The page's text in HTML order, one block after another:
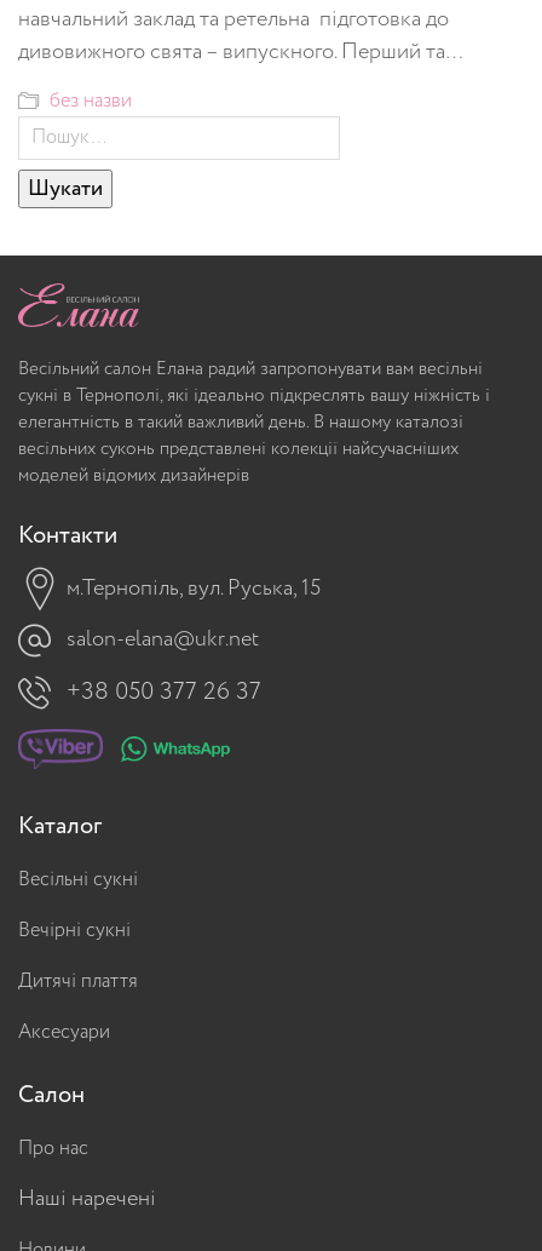
навчальний заклад та ретельна підготовка до
дивовижного свята – випускного. Перший та…
без назви
Шукати
Весільний салон Елана радий запропонувати вам весільні
сукні в Тернополі, які ідеально підкреслять вашу ніжність і
елегантність в такий важливий день. В нашому каталозі
весільних суконь представлені колекції найсучасніших
моделей відомих дизайнерів
Контакти
м.Тернопіль, вул. Руська, 15
salon-elana@ukr.net
+38 050 377 26 37
Каталог
Весільні сукні
Вечірні сукні
Дитячі плаття
Аксесуари
Салон
Про нас
Наші наречені